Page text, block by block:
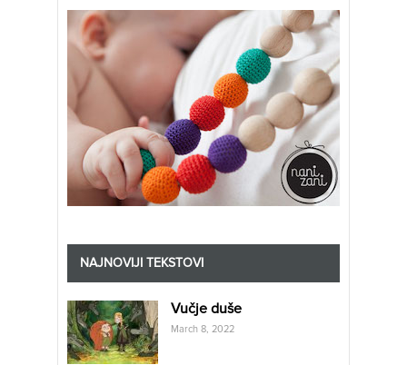
NAJNOVIJI TEKSTOVI
Vučje duše
March 8, 2022